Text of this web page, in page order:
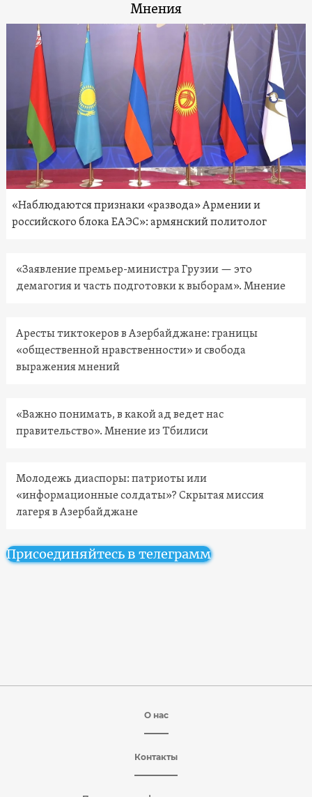
Мнения
«Наблюдаются признаки «развода» Армении и
российского блока ЕАЭС»: армянский политолог
«Заявление премьер-министра Грузии — это
демагогия и часть подготовки к выборам». Мнение
Аресты тиктокеров в Азербайджане: границы
«общественной нравственности» и свобода
выражения мнений
«Важно понимать, в какой ад ведет нас
правительство». Мнение из Тбилиси
Молодежь диаспоры: патриоты или
«информационные солдаты»? Скрытая миссия
лагеря в Азербайджане
Присоединяйтесь в телеграмм
О нас
Контакты